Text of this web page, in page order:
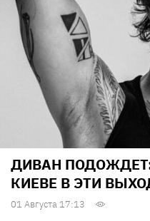
ДИВАН
КИЕВЕ В ЭТИ
01 Августа 17:13